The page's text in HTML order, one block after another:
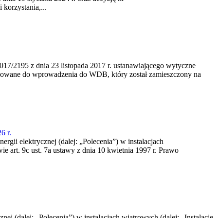
korzystania,...
2195 z dnia 23‍ listopada 2017 r. ustanawiającego wytyczne
do wprowadzenia do WDB, który został zamieszczony na
r.
elektrycznej (dalej: „Polecenia”) w instalacjach
art. 9c ust. 7a ustawy z dnia 10 kwietnia 1997 r. Prawo